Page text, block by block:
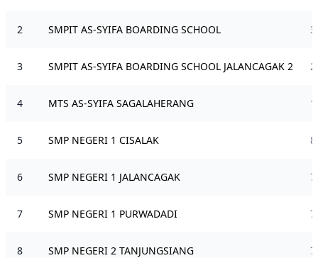
2 SMPIT AS-SYIFA BOARDING SCHOOL
3 SMPIT AS-SYIFA BOARDING SCHOOL JALANCAGAK 2
4 MTS AS-SYIFA SAGALAHERANG
5 SMP NEGERI 1 CISALAK 8
6 SMP NEGERI 1 JALANCAGAK 7
7 SMP NEGERI 1 PURWADADI 7
8 SMP NEGERI 2 TANJUNGSIANG 7